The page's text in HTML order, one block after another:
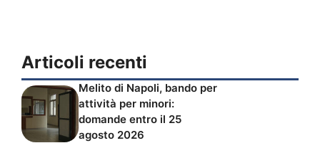
Articoli recenti
Melito di Napoli, bando per
attività per minori:
domande entro il 25
agosto 2026